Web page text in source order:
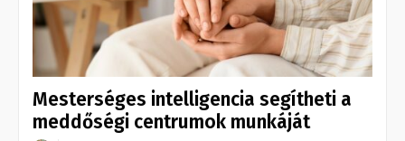
Mesterséges intelligencia segítheti a
meddőségi centrumok munkáját